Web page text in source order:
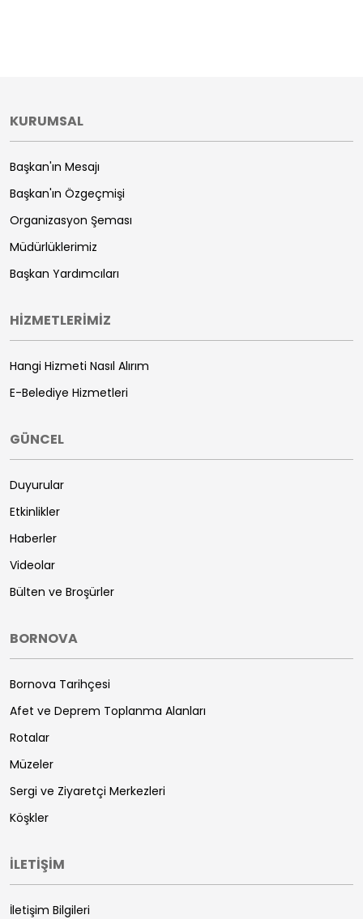
KURUMSAL
Başkan'ın Mesajı
Başkan'ın Özgeçmişi
Organizasyon Şeması
Müdürlüklerimiz
Başkan Yardımcıları
HİZMETLERİMİZ
Hangi Hizmeti Nasıl Alırım
E-Belediye Hizmetleri
GÜNCEL
Duyurular
Etkinlikler
Haberler
Videolar
Bülten ve Broşürler
BORNOVA
Bornova Tarihçesi
Afet ve Deprem Toplanma Alanları
Rotalar
Müzeler
Sergi ve Ziyaretçi Merkezleri
Köşkler
İLETİŞİM
İletişim Bilgileri